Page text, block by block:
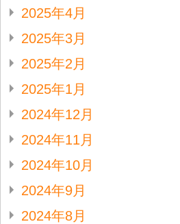
2025年4月
2025年3月
2025年2月
2025年1月
2024年12月
2024年11月
2024年10月
2024年9月
2024年8月